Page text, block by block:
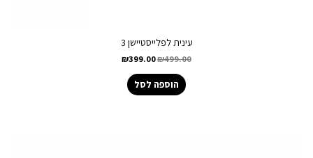
עינית לפלייסטיישן 3
₪499.00
₪399.00
הוספה לסל